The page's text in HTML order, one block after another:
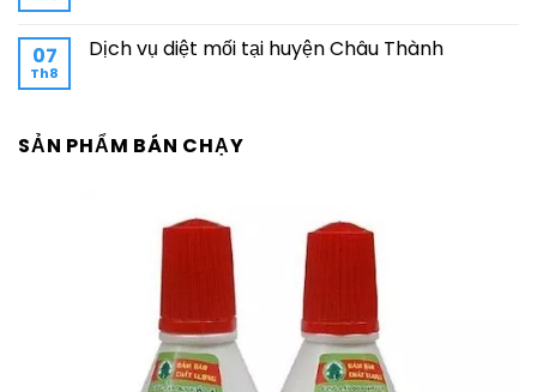
07
Th8
Dịch vụ diệt mối tại huyện Châu Thành
SẢN PHẨM BÁN CHẠY